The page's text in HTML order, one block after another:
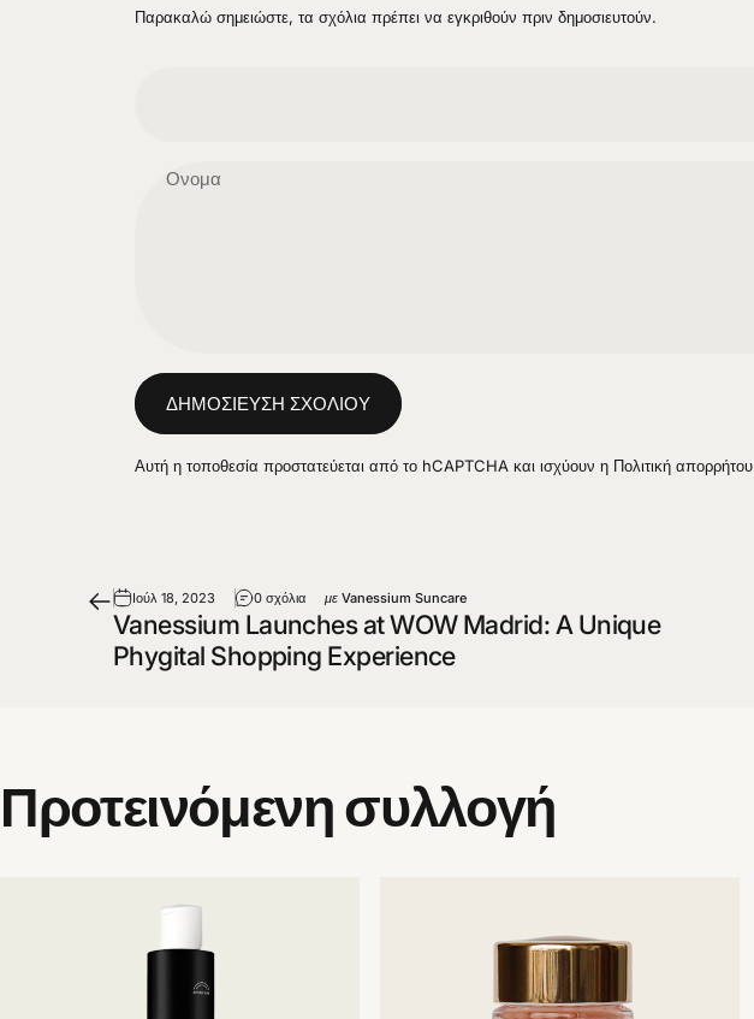
Παρακαλώ σημειώστε, τα σχόλια πρέπει να εγκριθούν πριν δημοσιευτούν.
Ονομα
ΔΗΜΟΣΊΕΥΣΗ ΣΧΟΛΊΟΥ
Αυτή η τοποθεσία προστατεύεται από το hCAPTCHA και ισχύουν η Πολιτική απορρήτου
Ιούλ 18, 2023 0 σχόλια με Vanessium Suncare
Vanessium Launches at WOW Madrid: A Unique
Phygital Shopping Experience
Προτεινόμενησυλλογή